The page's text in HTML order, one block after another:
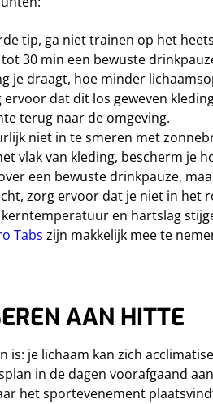
tip, ga niet trainen op het
30 min een bewuste
je draagt, hoe minder
dat dit los geweven
terug naar de omgeving.
niet in te smeren met
vlak van kleding, bescherm je
een bewuste drinkpauze,
zorg ervoor dat je niet in
en hartslag
Tabs zijn makkelijk mee te
AAN HITTE
is: je lichaam kan zich
in de dagen voorafgaand
het sportevenement